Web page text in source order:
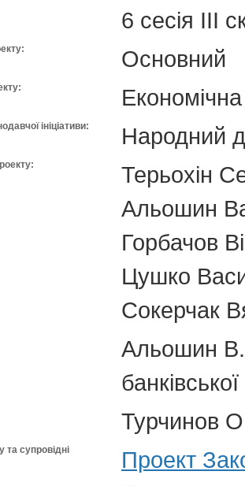
6 сесія III
Основний
ініціативи: Народний
Терьохін
Альошин
Горбачов
Цушко
Сокерчак
Альошин
Турчинов
та супровідні
Проект